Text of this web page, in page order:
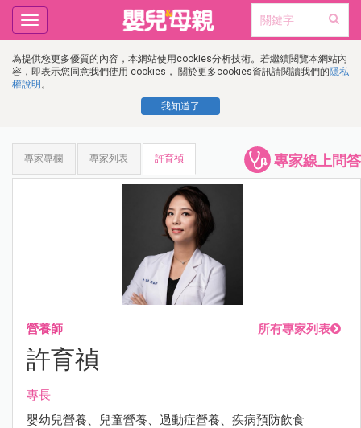
為提供您更多優質的內容，本網站使用cookies分析技術。若繼續閱覽本網站內
容，即表示您同意我們使用 cookies， 關於更多cookies資訊請閱讀我們的隱私
權說明 。
我知道了
Toggle
navigation
專家線上問答
專家專欄 專家列表 許育禎
營養師 所有專家列表
許育禎
專長
嬰幼兒營養、兒童營養、過動症營養、疾病預防飲食